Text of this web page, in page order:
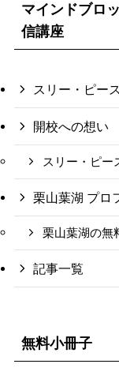
マインドブロ
信講座
スリー・ピー
開校への想い
スリー・ピー
栗山葉湖 プロ
栗山葉湖の無
記事一覧
無料小冊子